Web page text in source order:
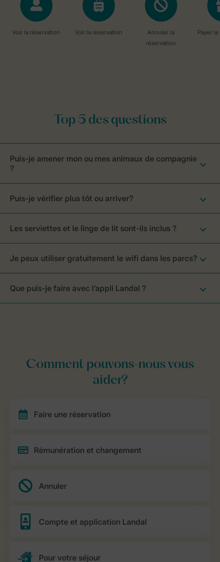
Puis-je amener mon ou mes animaux de compagnie
?
Puis-je vérifier plus tôt ou arriver?
Les serviettes et le linge de lit sont-ils inclus ?
Je peux utiliser gratuitement le wifi dans les parcs?
Que puis-je faire avec l’appli Landal ?